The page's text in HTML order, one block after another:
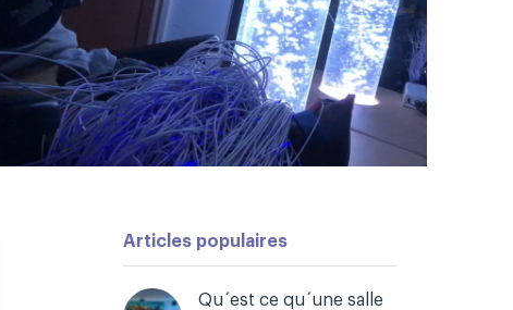
Articles populaires
Qu´est ce qu´une salle